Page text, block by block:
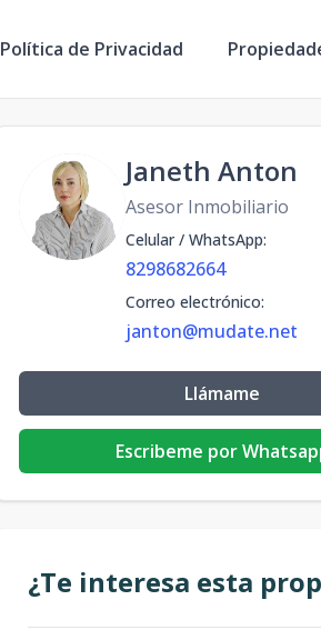
Política de Privacidad
Janeth Anton
Asesor Inmobiliario
Celular / WhatsApp:
8298682664
Correo electrónico:
janton@mudate.net
Llámame
Escribeme por
¿Te interesa esta